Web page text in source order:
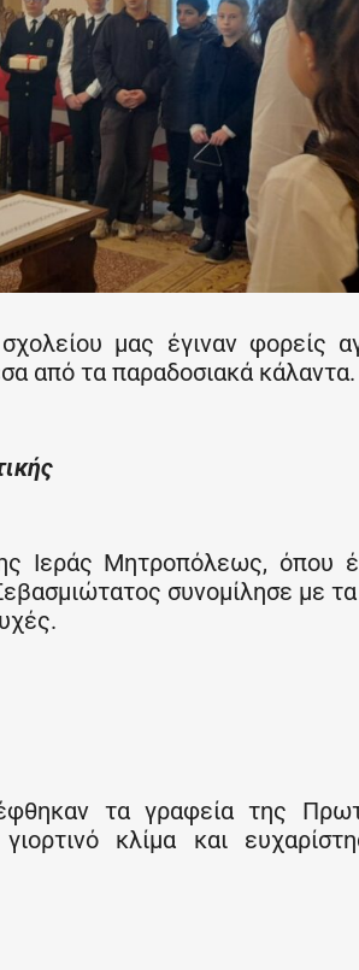
μας έγιναν φορείς
από τα παραδοσιακά κάλαντα.
Ιεράς Μητροπόλεως, όπου
συνομίλησε με τα
τα γραφεία της
κλίμα και